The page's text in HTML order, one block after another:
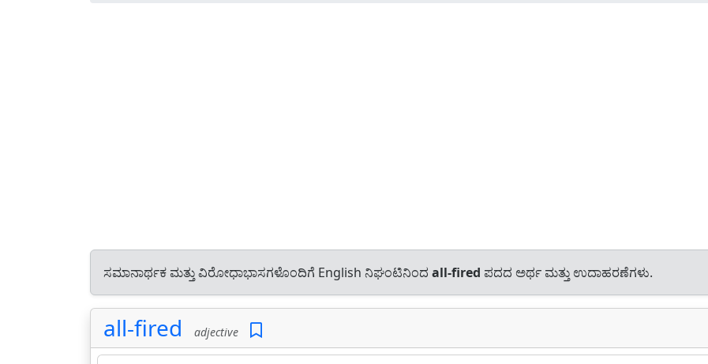
ಸಮಾನಾರ್ಥಕ ಮತ್ತು ವಿರೋಧಾಭಾಸಗಳೊಂದಿಗೆ English ನಿಘಂಟಿನಿಂದ all-fired ಪದದ ಅರ್ಥ ಮತ್ತು ಉದಾಹರಣೆಗಳು.
all-fired adjective